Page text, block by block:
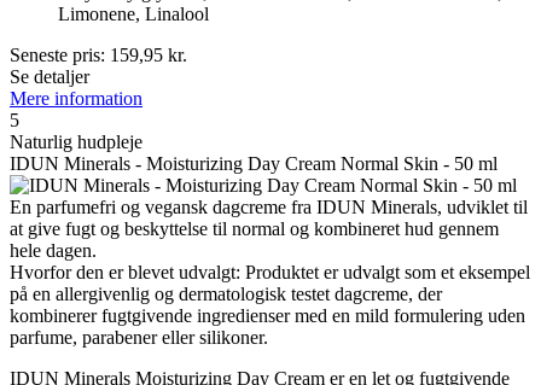
Limonene, Linalool
Seneste pris: 159,95 kr.
Se detaljer
Mere information
5
Naturlig hudpleje
IDUN Minerals - Moisturizing Day Cream Normal Skin - 50 ml
En parfumefri og vegansk dagcreme fra IDUN Minerals, udviklet til
at give fugt og beskyttelse til normal og kombineret hud gennem
hele dagen.
Hvorfor den er blevet udvalgt: Produktet er udvalgt som et eksempel
på en allergivenlig og dermatologisk testet dagcreme, der
kombinerer fugtgivende ingredienser med en mild formulering uden
parfume, parabener eller silikoner.
IDUN Minerals Moisturizing Day Cream er en let og fugtgivende